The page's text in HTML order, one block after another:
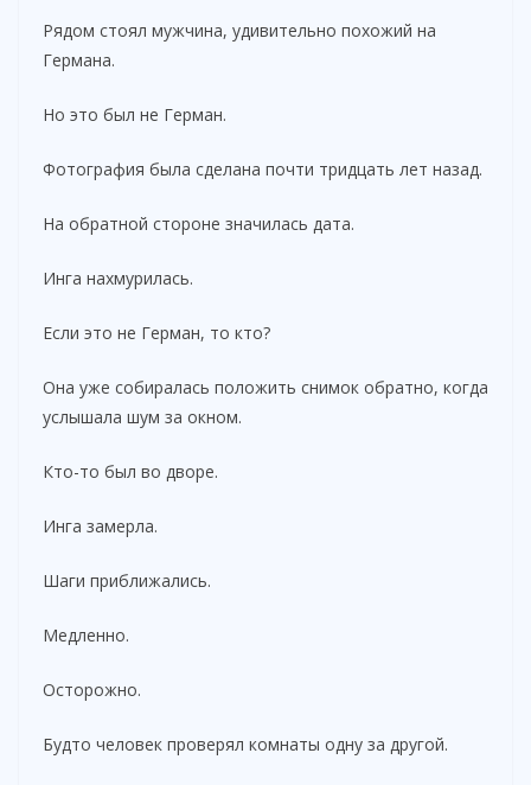
Рядом стоял мужчина, удивительно похожий на
Германа.
Но это был не Герман.
Фотография была сделана почти тридцать лет назад.
На обратной стороне значилась дата.
Инга нахмурилась.
Если это не Герман, то кто?
Она уже собиралась положить снимок обратно, когда
услышала шум за окном.
Кто-то был во дворе.
Инга замерла.
Шаги приближались.
Медленно.
Осторожно.
Будто человек проверял комнаты одну за другой.